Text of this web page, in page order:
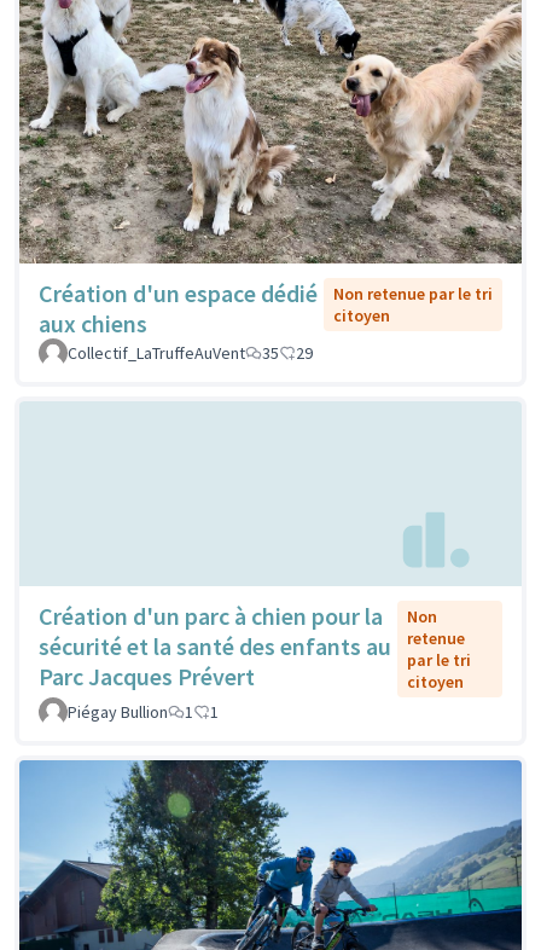
Création d'un espace dédié
aux chiens
Non retenue par le tri
citoyen
Collectif_LaTruffeAuVent
35 29
Création d'un parc à chien pour la
sécurité et la santé des enfants au
Parc Jacques Prévert
Non
retenue
par le tri
citoyen
Piégay Bullion
1 1